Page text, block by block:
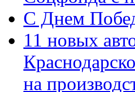
С Днем
11 новых
на